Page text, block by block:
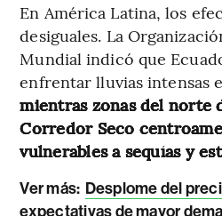
En América Latina, los
desiguales. La
Mundial indicó que
enfrentar lluvias intensas
mientras zonas del norte
Corredor Seco
vulnerables a sequías y
Ver más: Desplome del
expectativas de mayor